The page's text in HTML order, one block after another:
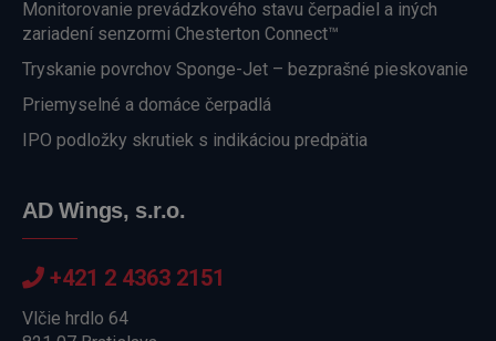
Monitorovanie prevádzkového stavu čerpadiel a iných
zariadení senzormi Chesterton Connect™
Tryskanie povrchov Sponge-Jet – bezprašné pieskovanie
Priemyselné a domáce čerpadlá
IPO podložky skrutiek s indikáciou predpätia
AD Wings, s.r.o.
+421 2 4363 2151
Vlčie hrdlo 64